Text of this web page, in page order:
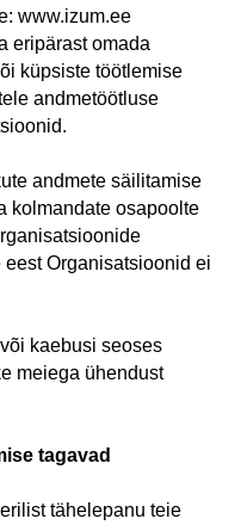
www.izum.ee
eripärast omada
küpsiste töötlemise
andmetöötluse
andmete säilitamise
kolmandate osapoolte
Organisatsioonid ei
kaebusi seoses
meiega ühendust
tagavad
tähelepanu teie